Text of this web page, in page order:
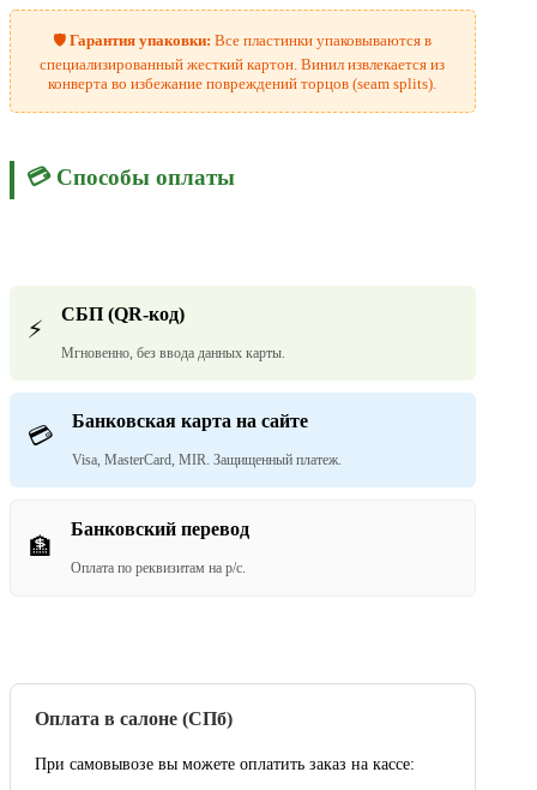
🛡️Гарантия упаковки: Все пластинки упаковываются в
специализированный жесткий картон. Винил извлекается из
конверта во избежание повреждений торцов (seam splits).
💳 Способы оплаты
⚡
СБП (QR-код)
Мгновенно, без ввода данных карты.
💳
Банковская карта на сайте
Visa, MasterCard, MIR. Защищенный платеж.
🏦
Банковский перевод
Оплата по реквизитам на р/с.
Оплата в салоне (СПб)
При самовывозе вы можете оплатить заказ на кассе: